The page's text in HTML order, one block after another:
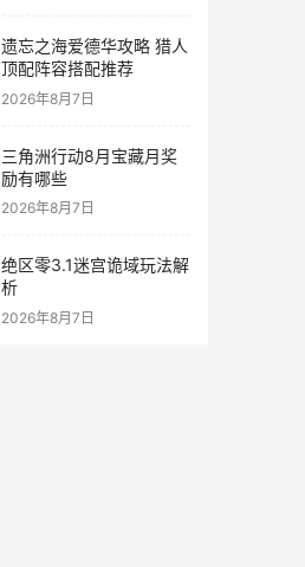
遗忘之海爱德华攻略 猎人
顶配阵容搭配推荐
2026年8月7日
三角洲行动8月宝藏月奖
励有哪些
2026年8月7日
绝区零3.1迷宫诡域玩法解
析
2026年8月7日